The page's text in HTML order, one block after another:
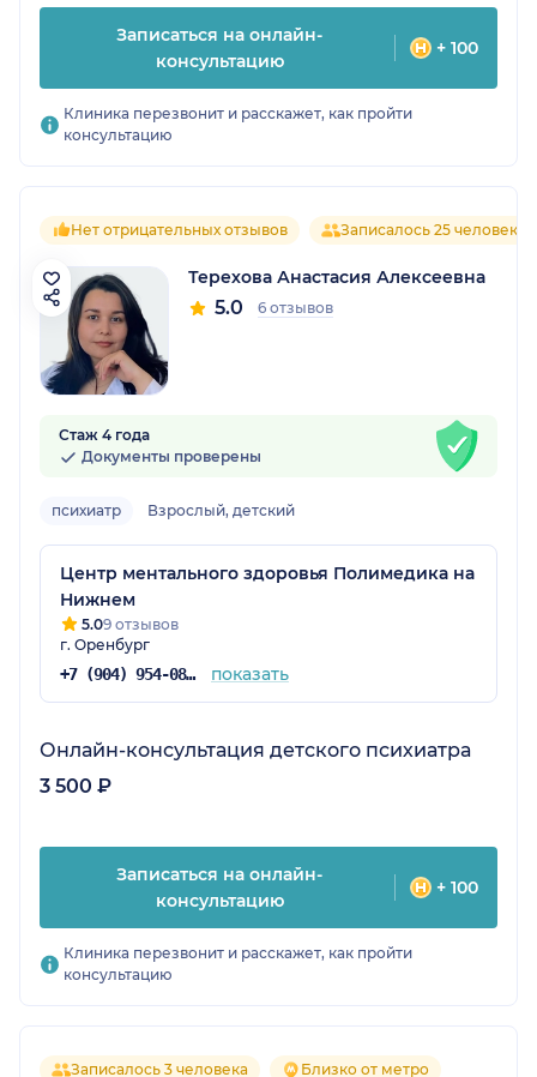
Записаться на онлайн-
консультацию
+ 100
Клиника перезвонит и расскажет, как пройти
консультацию
Нет отрицательных отзывов Записалось 25 человек
Терехова Анастасия Алексеевна
5.0 6 отзывов
Стаж 4 года
Документы проверены
психиатр Взрослый, детский
Центр ментального здоровья Полимедика на
Нижнем
5.09 отзывов
г. Оренбург
+7 (904) 954-08-36 показать
Онлайн-консультация детского психиатра
3 500 ₽
Записаться на онлайн-
консультацию
+ 100
Клиника перезвонит и расскажет, как пройти
консультацию
Записалось 3 человека Близко от метро